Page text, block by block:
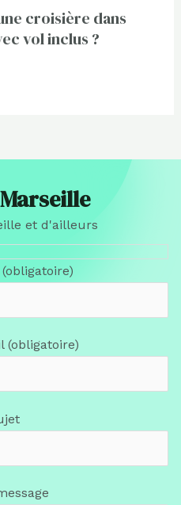
croisière dans
vol inclus ?
et d'ailleurs
(obligatoire)